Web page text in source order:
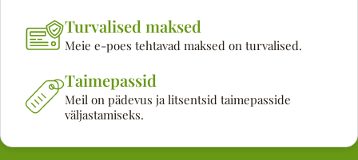
Turvalised maksed
Meie e-poes tehtavad maksed on turvalised.
Taimepassid
Meil on pädevus ja litsentsid taimepasside
väljastamiseks.